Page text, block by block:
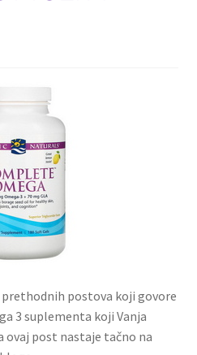
postova koji govore
3 suplementa koji Vanja
post nastaje tačno na